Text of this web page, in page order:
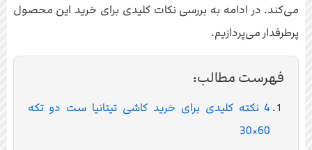
می‌کند. در ادامه به بررسی نکات کلیدی برای خرید این محصول
پرطرفدار می‌پردازیم.
فهرست مطالب:
4 نکته کلیدی برای خرید کاشی تیتانیا ست دو تکه
60×30